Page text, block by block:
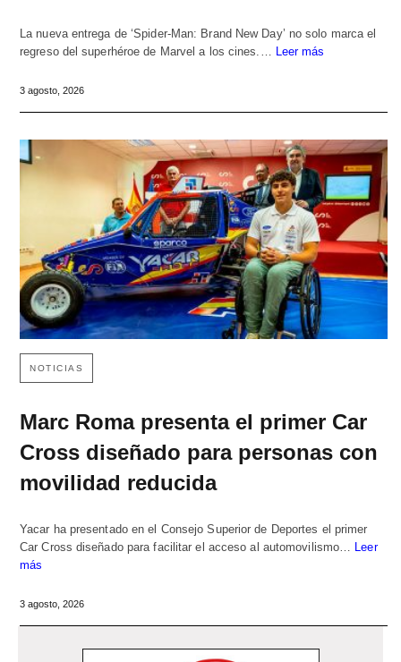
La nueva entrega de ‘Spider-Man: Brand New Day’ no solo marca el
regreso del superhéroe de Marvel a los cines.… Leer más
3 agosto, 2026
NOTICIAS
Marc Roma presenta el primer Car
Cross diseñado para personas con
movilidad reducida
Yacar ha presentado en el Consejo Superior de Deportes el primer
Car Cross diseñado para facilitar el acceso al automovilismo…
Leer
más
3 agosto, 2026